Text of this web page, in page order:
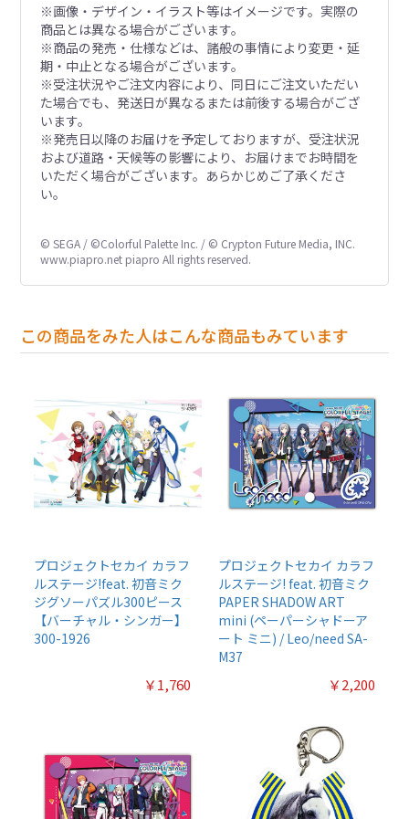
※画像・デザイン・イラスト等はイメージです。実際の
商品とは異なる場合がございます。
※商品の発売・仕様などは、諸般の事情により変更・延
期・中止となる場合がございます。
※受注状況やご注文内容により、同日にご注文いただい
た場合でも、発送日が異なるまたは前後する場合がござ
います。
※発売日以降のお届けを予定しておりますが、受注状況
および道路・天候等の影響により、お届けまでお時間を
いただく場合がございます。あらかじめご了承くださ
い。
© SEGA / ©Colorful Palette Inc. / © Crypton Future Media, INC.
www.piapro.net piapro All rights reserved.
この商品をみた人はこんな商品もみています
プロジェクトセカイ カラフ
ルステージ!feat. 初音ミク
ジグソーパズル300ピース
【バーチャル・シンガー】
300-1926
￥1,760
プロジェクトセカイ カラフ
ルステージ! feat. 初音ミク
PAPER SHADOW ART
mini (ペーパーシャドーア
ート ミニ) / Leo/need SA-
M37
￥2,200